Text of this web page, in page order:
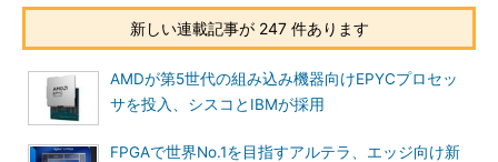
新しい連載記事が 247 件あります
AMDが第5世代の組み込み機器向けEPYCプロセッ
サを投入、シスコとIBMが採用
FPGAで世界No.1を目指すアルテラ、エッジ向け新